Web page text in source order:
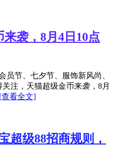
袭，8月4日10点
员节、七夕节、服饰新风尚、
注，天猫超级金币来袭，8月
[查看全文]
超级88招商规则，